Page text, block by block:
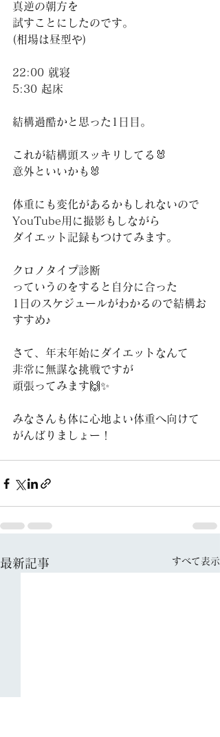
真逆の朝方を
試すことにしたのです。
(相場は昼型や)
22:00 就寝
5:30 起床
結構過酷かと思った1日目。
これが結構頭スッキリしてる🐰
意外といいかも🐰
体重にも変化があるかもしれないので
YouTube用に撮影もしながら
ダイエット記録もつけてみます。
クロノタイプ診断
っていうのをすると自分に合った
1日のスケジュールがわかるので結構お
すすめ♪
さて、年末年始にダイエットなんて
非常に無謀な挑戦ですが
頑張ってみます🙌✨
みなさんも体に心地よい体重へ向けて
がんばりましょー！
最新記事 すべて表示